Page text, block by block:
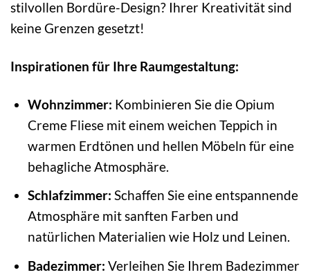
stilvollen Bordüre-Design? Ihrer Kreativität sind
keine Grenzen gesetzt!
Inspirationen für Ihre Raumgestaltung:
Wohnzimmer: Kombinieren Sie die Opium
Creme Fliese mit einem weichen Teppich in
warmen Erdtönen und hellen Möbeln für eine
behagliche Atmosphäre.
Schlafzimmer: Schaffen Sie eine entspannende
Atmosphäre mit sanften Farben und
natürlichen Materialien wie Holz und Leinen.
Badezimmer: Verleihen Sie Ihrem Badezimmer